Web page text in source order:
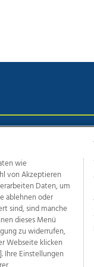
Angebote des
OÖNachrichten
wasistlos.at
wie
von Akzeptieren
Daten, um
ablehnen oder
sind, sind manche
dieses Menü
zu widerrufen,
Webseite klicken
Ihre Einstellungen